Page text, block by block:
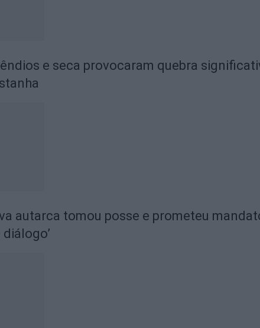
e seca provocaram quebra
autarca tomou posse e prometeu